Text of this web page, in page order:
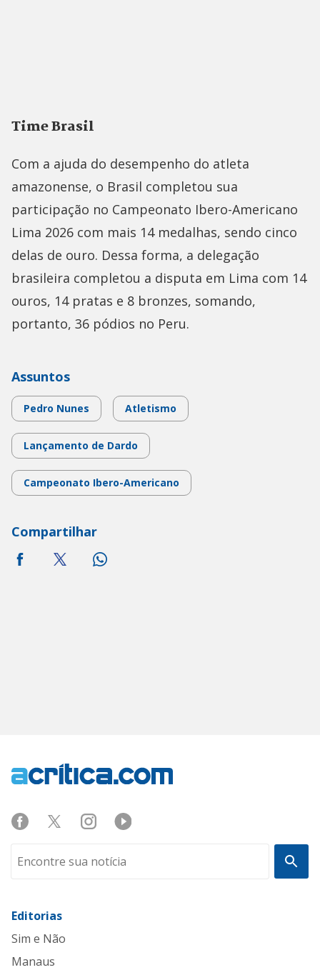
Time Brasil
Com a ajuda do desempenho do atleta
amazonense, o Brasil completou sua
participação no Campeonato Ibero-Americano
Lima 2026 com mais 14 medalhas, sendo cinco
delas de ouro. Dessa forma, a delegação
brasileira completou a disputa em Lima com 14
ouros, 14 pratas e 8 bronzes, somando,
portanto, 36 pódios no Peru.
Assuntos
Pedro Nunes Atletismo
Lançamento de Dardo
Campeonato Ibero-Americano
Compartilhar
Editorias
Sim e Não
Manaus